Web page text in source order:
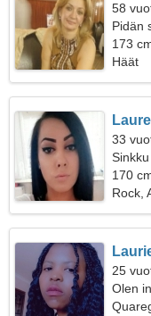
58
Pidän
173
Häät
Laure
33
170
Rock,
25
Olen